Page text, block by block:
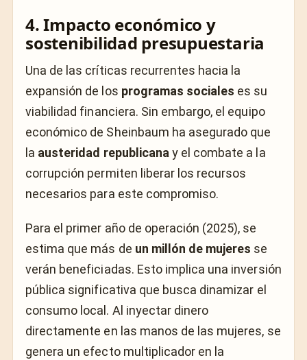
4. Impacto económico y
sostenibilidad presupuestaria
Una de las críticas recurrentes hacia la
expansión de los programas sociales es su
viabilidad financiera. Sin embargo, el equipo
económico de Sheinbaum ha asegurado que
la austeridad republicana y el combate a la
corrupción permiten liberar los recursos
necesarios para este compromiso.
Para el primer año de operación (2025), se
estima que más de un millón de mujeres se
verán beneficiadas. Esto implica una inversión
pública significativa que busca dinamizar el
consumo local. Al inyectar dinero
directamente en las manos de las mujeres, se
genera un efecto multiplicador en la